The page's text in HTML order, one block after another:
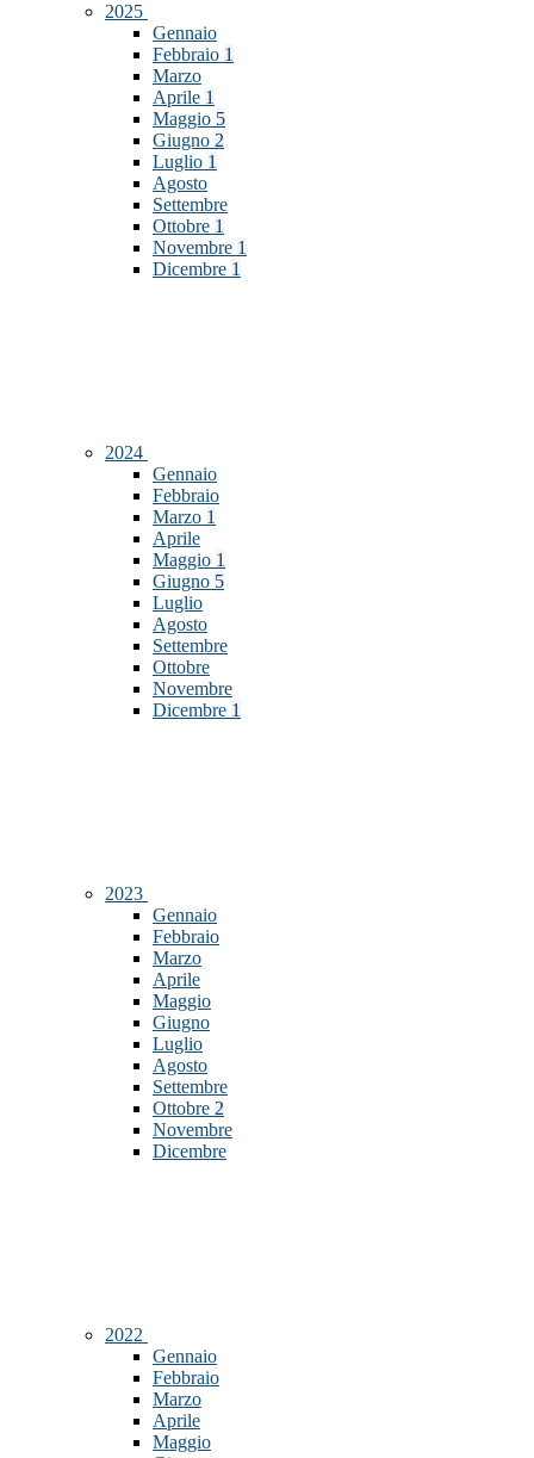
2025
Gennaio
Febbraio 1
Marzo
Aprile 1
Maggio 5
Giugno 2
Luglio 1
Agosto
Settembre
Ottobre 1
Novembre 1
Dicembre 1
2024
Gennaio
Febbraio
Marzo 1
Aprile
Maggio 1
Giugno 5
Luglio
Agosto
Settembre
Ottobre
Novembre
Dicembre 1
2023
Gennaio
Febbraio
Marzo
Aprile
Maggio
Giugno
Luglio
Agosto
Settembre
Ottobre 2
Novembre
Dicembre
2022
Gennaio
Febbraio
Marzo
Aprile
Maggio